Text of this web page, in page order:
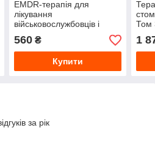
EMDR-терапія для
лікування
військовослужбовців і
ветеранів. Клінічне
керівництво. Е.К. Херлі
560₴
Купити
Том
1
за рік